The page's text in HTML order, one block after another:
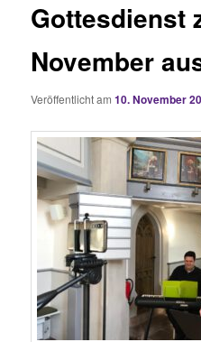
Gottesdienst
November
Veröffentlicht am10. November